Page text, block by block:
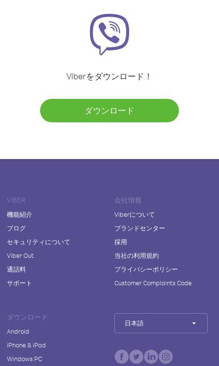
Viberをダウンロード！
ダウンロード
VIBER
機能紹介
ブログ
セキュリティについて
Viber Out
通話料
サポート
会社情報
Viberについて
ブランドセンター
採用
当社の利用規約
プライバシーポリシー
Customer Complaints Code
ダウンロード
Android
iPhone & iPad
Windows PC
日本語